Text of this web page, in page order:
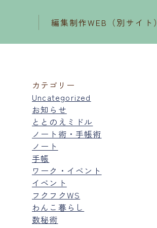
編集制作WEB（別サイト）
カテゴリー
Uncategorized
お知らせ
ととのえミドル
ノート術・手帳術
ノート
手帳
ワーク・イベント
イベント
フクフクWS
わんこ暮らし
数秘術